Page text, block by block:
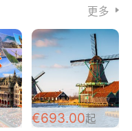
更多
€693.00起